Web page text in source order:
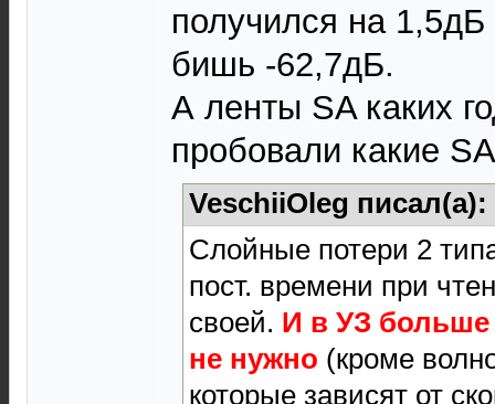
получился на
бишь -62,7дБ.
А ленты SA каких
пробовали какие
VeschiiOleg писал(а):
Слойные потери 2
пост. времени при
своей. И в УЗ больше
не нужно (кроме
которые зависят от